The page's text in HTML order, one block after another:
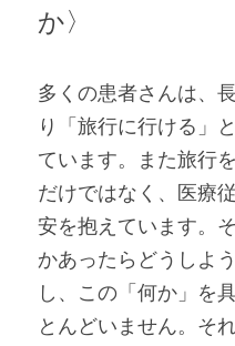
か〉
多くの患者さんは、
り「旅行に行ける」
ています。また旅行
だけではなく、医療
安を抱えています。
かあったらどうしよ
し、この「何か」を
とんどいません。そ